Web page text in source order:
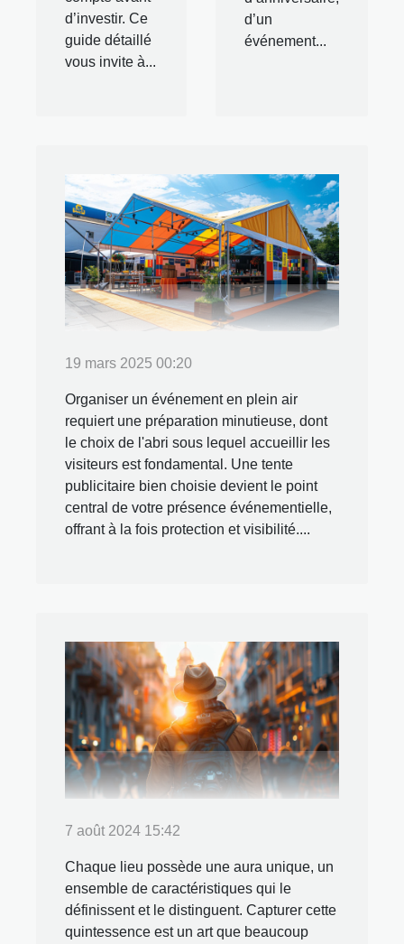
d’investir. Ce
guide détaillé
vous invite à...
d’un
événement...
19 mars 2025 00:20
Organiser un événement en plein air
requiert une préparation minutieuse, dont
le choix de l'abri sous lequel accueillir les
visiteurs est fondamental. Une tente
publicitaire bien choisie devient le point
central de votre présence événementielle,
offrant à la fois protection et visibilité....
7 août 2024 15:42
Chaque lieu possède une aura unique, un
ensemble de caractéristiques qui le
définissent et le distinguent. Capturer cette
quintessence est un art que beaucoup